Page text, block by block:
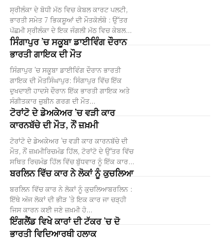
ਸ੍ਰੀਲੰਕਾ ਦੇ ਬੋਧੀ ਮੱਠ ਵਿਚ ਕੇਬਲ ਕਾਰਟ ਪਲਟੀ,
ਭਾਰਤੀ ਸਮੇਤ 7 ਭਿਕਸ਼ੂਆਂ ਦੀ ਮੌਤਕੋਲੰਬੋ : ਉੱਤਰ
ਪੱਛਮੀ ਸ੍ਰੀਲੰਕਾ ਦੇ ਇਕ ਜੰਗਲੀ ਮੱਠ ਵਿਚ ਕੇਬਲ...
ਸਿੰਗਾਪੁਰ ’ਚ ਸਕੂਬਾ ਡਾਈਵਿੰਗ ਦੌਰਾਨ
ਭਾਰਤੀ ਗਾਇਕ ਦੀ ਮੌਤ
ਸਿੰਗਾਪੁਰ ’ਚ ਸਕੂਬਾ ਡਾਈਵਿੰਗ ਦੌਰਾਨ ਭਾਰਤੀ
ਗਾਇਕ ਦੀ ਮੌਤਸਿੰਘਾਪੁਰ: ਸਿੰਗਾਪੁਰ ਵਿੱਚ ਇੱਕ
ਦੁਖਦਾਈ ਹਾਦਸੇ ਦੌਰਾਨ ਇੱਕ ਭਾਰਤੀ ਗਾਇਕ ਅਤੇ
ਸੰਗੀਤਕਾਰ ਜ਼ੁਬੀਨ ਗਰਗ ਦੀ ਮੌਤ...
ਟੋਰਾਂਟੋ ਦੇ ਡੇਅਕੇਅਰ ’ਚ ਵੜੀ ਕਾਰ
ਕਾਰਨਬੱਚੇ ਦੀ ਮੌਤ, ਨੌਂ ਜ਼ਖ਼ਮੀ
ਟੋਰਾਂਟੋ ਦੇ ਡੇਅਕੇਅਰ ’ਚ ਵੜੀ ਕਾਰ ਕਾਰਨਬੱਚੇ ਦੀ
ਮੌਤ, ਨੌਂ ਜ਼ਖ਼ਮੀਰਿਚਮੰਡ ਹਿੱਲ, ਟੋਰਾਂਟੋ ਦੇ ਉੱਤਰ ਵਿੱਚ
ਸਥਿਤ ਰਿਚਮੰਡ ਹਿੱਲ ਵਿੱਚ ਬੁੱਧਵਾਰ ਨੂੰ ਇੱਕ ਕਾਰ...
ਬਰਲਿਨ ਵਿੱਚ ਕਾਰ ਨੇ ਲੋਕਾਂ ਨੂੰ ਕੁਚਲਿਆ
ਬਰਲਿਨ ਵਿੱਚ ਕਾਰ ਨੇ ਲੋਕਾਂ ਨੂੰ ਕੁਚਲਿਆਬਰਲਿਨ :
ਇੱਥੇ ਅੱਜ ਲੋਕਾਂ ਦੀ ਭੀੜ ’ਤੇ ਇਕ ਕਾਰ ਜਾ ਚੜ੍ਹੀ
ਜਿਸ ਕਾਰਨ ਕਈ ਜਣੇ ਜ਼ਖ਼ਮੀ ਹੋ...
ਇੰਗਲੈਂਡ ਵਿਖੇ ਕਾਰਾਂ ਦੀ ਟੱਕਰ ’ਚ ਦੋ
ਭਾਰਤੀ ਵਿਦਿਆਰਥੀ ਹਲਾਕ